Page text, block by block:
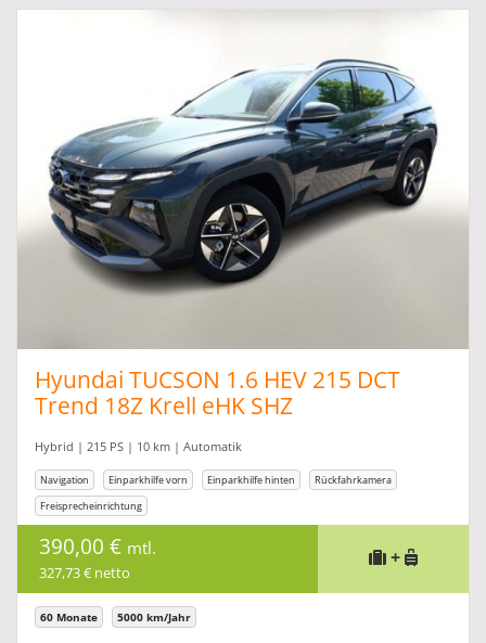
Hyundai TUCSON 1.6 HEV 215 DCT
Trend 18Z Krell eHK SHZ
Hybrid | 215 PS | 10 km | Automatik
Navigation Einparkhilfe vorn Einparkhilfe hinten
Rückfahrkamera
Freisprecheinrichtung
390,00 € mtl.
327,73 € netto
+
60 Monate 5000 km/Jahr